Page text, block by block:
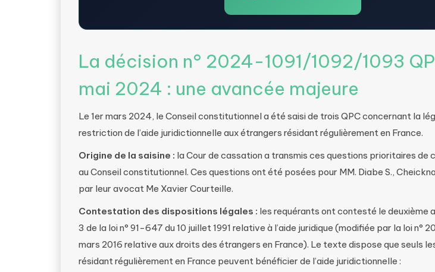
La décision n° 2024-1091/1092/1093
mai 2024 : une avancée majeure
Le 1er mars 2024, le Conseil constitutionnel a été saisi de trois QPC concernant la
restriction de l’aide juridictionnelle aux étrangers résidant régulièrement en France.
Origine de la saisine : la Cour de cassation a transmis ces questions prioritaires de
au Conseil constitutionnel. Ces questions ont été posées pour MM. Diabe S.,
par leur avocat Me Xavier Courteille.
Contestation des dispositions légales : les requérants ont contesté le deuxième
3 de la loi n° 91-647 du 10 juillet 1991 relative à l’aide juridique (modifiée par la loi n°
mars 2016 relative aux droits des étrangers en France). Le texte dispose que seuls
résidant régulièrement en France peuvent bénéficier de l’aide juridictionnelle :